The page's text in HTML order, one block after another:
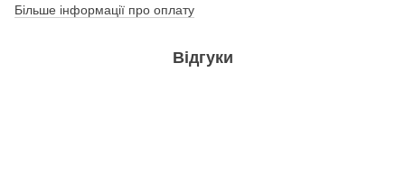
Більше інформації про оплату
Відгуки